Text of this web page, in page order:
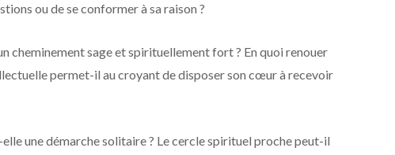
ou de se conformer à sa raison ?
cheminement sage et spirituellement fort ? En quoi renouer
permet-il au croyant de disposer son cœur à recevoir
une démarche solitaire ? Le cercle spirituel proche peut-il